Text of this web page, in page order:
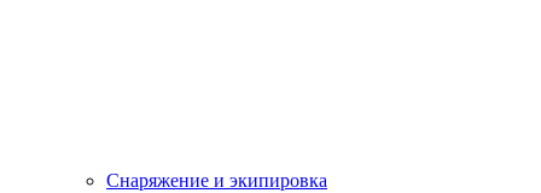
Снаряжение и экипировка